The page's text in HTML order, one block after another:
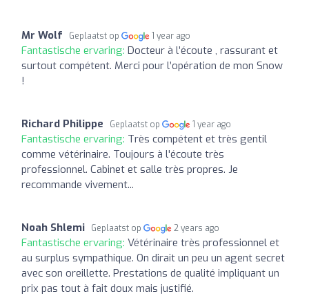
Mr Wolf Geplaatst op 1 year ago
Fantastische ervaring: Docteur à l’écoute , rassurant et
surtout compétent. Merci pour l’opération de mon Snow
!
Richard Philippe Geplaatst op 1 year ago
Fantastische ervaring: Très compétent et très gentil
comme vétérinaire. Toujours à l'écoute très
professionnel. Cabinet et salle très propres. Je
recommande vivement...
Noah Shlemi Geplaatst op 2 years ago
Fantastische ervaring: Vétérinaire très professionnel et
au surplus sympathique. On dirait un peu un agent secret
avec son oreillette. Prestations de qualité impliquant un
prix pas tout à fait doux mais justifié.